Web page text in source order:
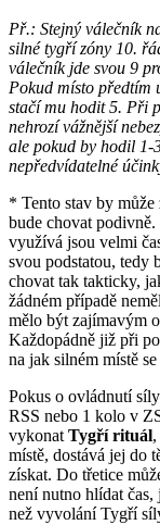
Př.: Stejný válečník
silné tygří zóny 10.
válečník jde svou 9
Pokud místo předtím
stačí mu hodit 5. Při
nehrozí vážnější
ale pokud by hodil 1-
nepředvídatelné
* Tento stav by může
bude chovat
využívá jsou velmi
svou podstatou, tedy
chovat tak takticky,
žádném případě
mělo být zajímavým
Každopádně již při
na jak silném místě
Pokus o ovládnutí
RSS nebo 1 kolo v
vykonatTygří rituál
místě, dostává jej do
získat. Do třetice
není nutno hlídat
než vyvolání Tygří